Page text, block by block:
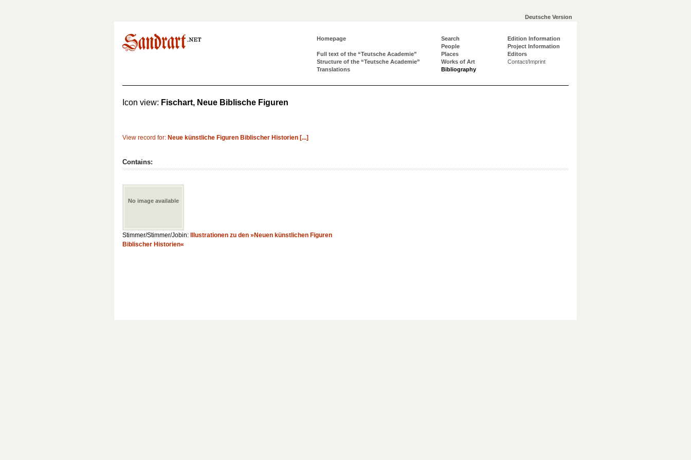
Deutsche Version
Homepage
Full text of the “Teutsche Academie”
Structure of the “Teutsche Academie”
Translations
Search
People
Places
Works of Art
Bibliography
Edition Information
Project Information
Editors
Contact/Imprint
Icon view: Fischart, Neue Biblische Figuren
View record for: Neue künstliche Figuren Biblischer Historien [...]
Contains:
No image available
Stimmer/Stimmer/Jobin:
Illustrationen zu den »Neuen künstlichen Figuren
Biblischer Historien«